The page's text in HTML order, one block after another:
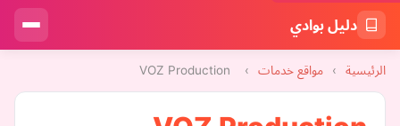
دليل بوادي
الرئيسية › مواقع خدمات ›
VOZ Production